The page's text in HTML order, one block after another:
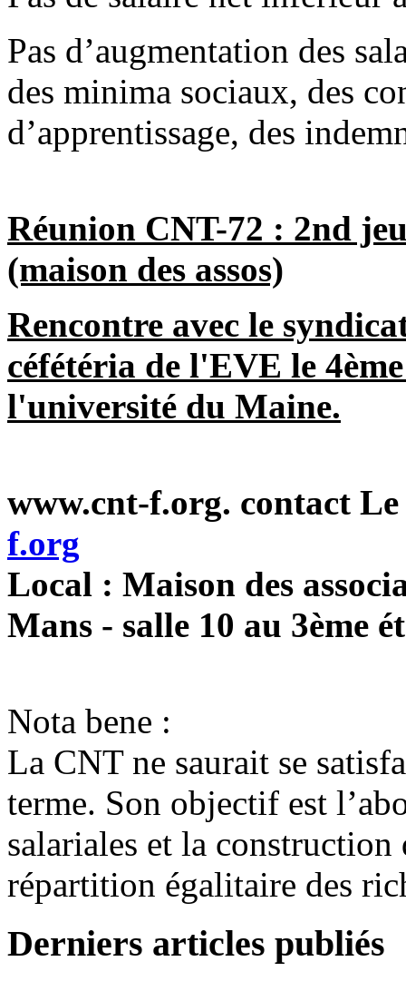
Pas d’augmentation des
des minima sociaux, des
d’apprentissage, des
Réunion CNT-72 : 2nd
(maison des assos)
Rencontre avec le
céfétéria de l'EVE le
l'université du Maine.
www.cnt-f.org. contact
f.org
Local : Maison des
Mans - salle 10 au 3ème
Nota bene :
La CNT ne saurait se
terme. Son objectif est
salariales et la construction
répartition égalitaire des
Derniers articles publiés